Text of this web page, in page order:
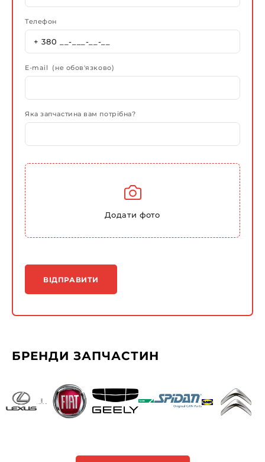
Телефон
E-mail (не обов'язково)
Яка запчастина вам потрібна?
Додати фото
ВІДПРАВИТИ
БРЕНДИ ЗАПЧАСТИН